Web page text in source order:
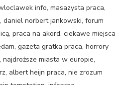
info, masazysta praca,
daniel norbert jankowski, forum
praca na akord, ciekawe miejsca
gazeta gratka praca, horrory
miasta w europie,
albert heijn praca, nie zrozum